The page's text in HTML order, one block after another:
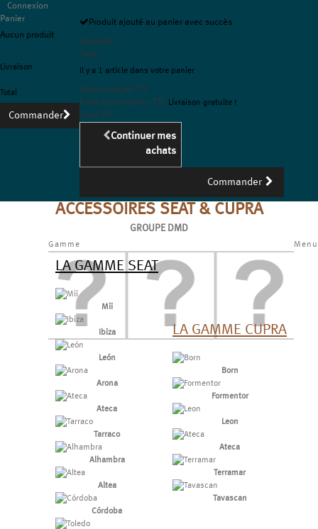
Connexion
Panier
Aucun produit
Livraison
Total
Commander
Produit ajouté au panier avec succès
Quantité
Total
Il y a 1 article dans votre panier
Total produits TTC
Frais d'expédition TTC Livraison gratuite !
Total TTC
Continuer mes
achats
Commander
ACCESSOIRES SEAT & CUPRA
GROUPE DMD
Menu
Gamme
LA GAMME SEAT
Mii
Ibiza
León
Arona
Ateca
Tarraco
Alhambra
Altea
Córdoba
LA GAMME CUPRA
Born
Formentor
Leon
Ateca
Terramar
Tavascan